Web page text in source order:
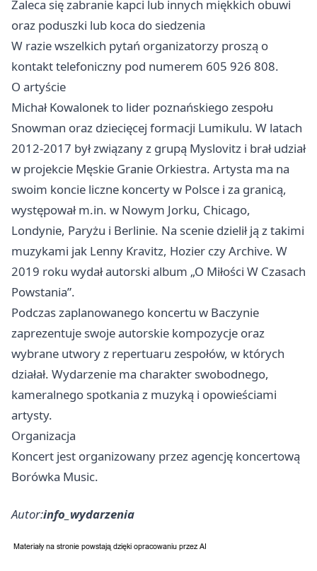
Zaleca się zabranie kapci lub innych miękkich obuwi
oraz poduszki lub koca do siedzenia
W razie wszelkich pytań organizatorzy proszą o
kontakt telefoniczny pod numerem 605 926 808.
O artyście
Michał Kowalonek to lider poznańskiego zespołu
Snowman oraz dziecięcej formacji Lumikulu. W latach
2012-2017 był związany z grupą Myslovitz i brał udział
w projekcie Męskie Granie Orkiestra. Artysta ma na
swoim koncie liczne koncerty w Polsce i za granicą,
występował m.in. w Nowym Jorku, Chicago,
Londynie, Paryżu i Berlinie. Na scenie dzielił ją z takimi
muzykami jak Lenny Kravitz, Hozier czy Archive. W
2019 roku wydał autorski album „O Miłości W Czasach
Powstania”.
Podczas zaplanowanego koncertu w Baczynie
zaprezentuje swoje autorskie kompozycje oraz
wybrane utwory z repertuaru zespołów, w których
działał. Wydarzenie ma charakter swobodnego,
kameralnego spotkania z muzyką i opowieściami
artysty.
Organizacja
Koncert jest organizowany przez agencję koncertową
Borówka Music.
Autor:info_wydarzenia